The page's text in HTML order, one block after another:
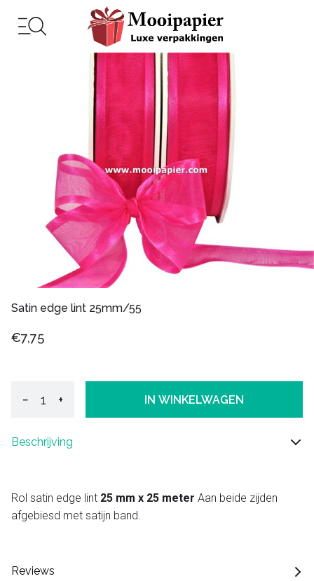
Satin edge lint 25mm/55
€7,75
− + IN WINKELWAGEN
Beschrijving
Rol satin edge lint 25 mm x 25 meter Aan beide zijden
afgebiesd met satijn band.
Reviews